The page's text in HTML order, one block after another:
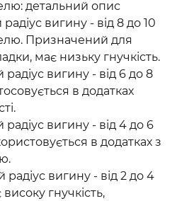
детальний опис
вигину - від 8 до 10
Призначений для
має низьку гнучкість.
радіус вигину - від 6 до 8
в додатках
радіус вигину - від 4 до 6
в додатках з
радіус вигину - від 2 до 4
гнучкість,